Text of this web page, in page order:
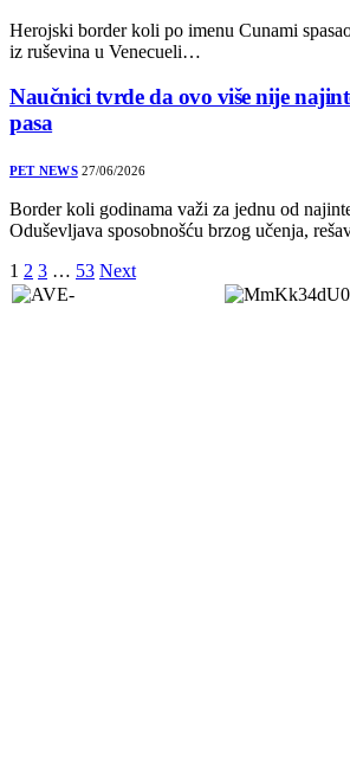
Herojski border koli po imenu Cunami
iz ruševina u Venecueli…
Naučnici tvrde da ovo više nije
pasa
PET NEWS 27/06/2026
Border koli godinama važi za jednu od
Oduševljava sposobnošću brzog učenja,
1 2 3 … 53 Next